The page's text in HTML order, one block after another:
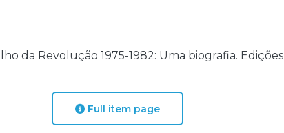
da Revolução 1975-1982: Uma biografia. Edições
Full item page